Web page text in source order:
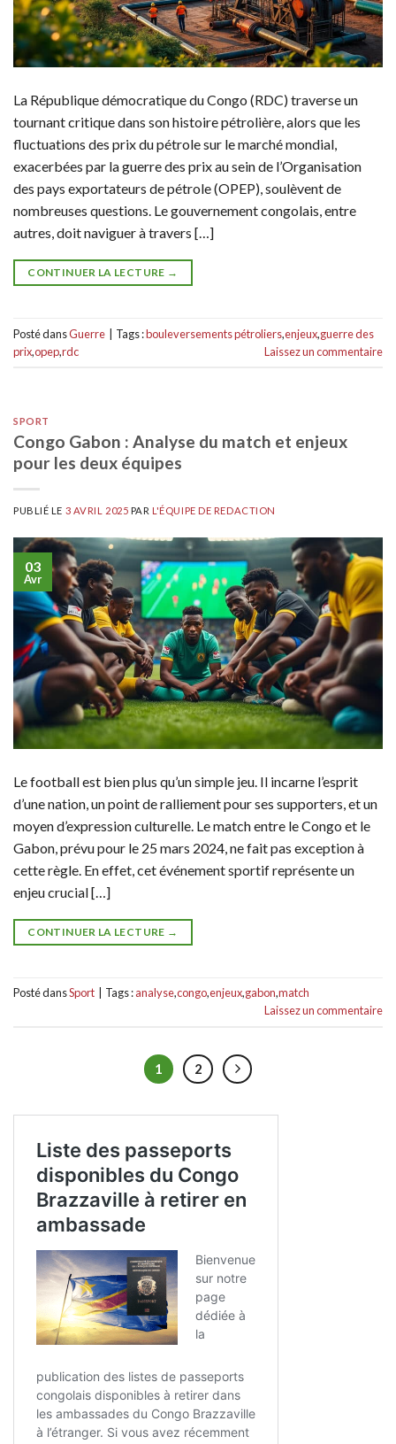
La République démocratique du Congo (RDC) traverse un
tournant critique dans son histoire pétrolière, alors que les
fluctuations des prix du pétrole sur le marché mondial,
exacerbées par la guerre des prix au sein de l’Organisation
des pays exportateurs de pétrole (OPEP), soulèvent de
nombreuses questions. Le gouvernement congolais, entre
autres, doit naviguer à travers […]
CONTINUER LA LECTURE →
Posté dansGuerre | Tags :bouleversements pétroliers,enjeux,guerre des
prix,opep,rdc Laissez un commentaire
SPORT
Congo Gabon : Analyse du match et enjeux
pour les deux équipes
PUBLIÉ LE 3 AVRIL 2025 PARL'ÉQUIPE DE REDACTION
03
Avr
Le football est bien plus qu’un simple jeu. Il incarne l’esprit
d’une nation, un point de ralliement pour ses supporters, et un
moyen d’expression culturelle. Le match entre le Congo et le
Gabon, prévu pour le 25 mars 2024, ne fait pas exception à
cette règle. En effet, cet événement sportif représente un
enjeu crucial […]
CONTINUER LA LECTURE →
Posté dansSport Tags :analyse,congo,enjeux,gabon,match
Laissez un commentaire
1 2